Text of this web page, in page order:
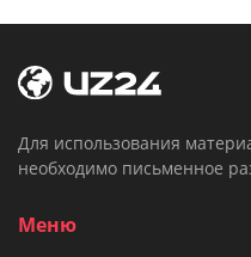
Для использования
необходимо письменное
Меню